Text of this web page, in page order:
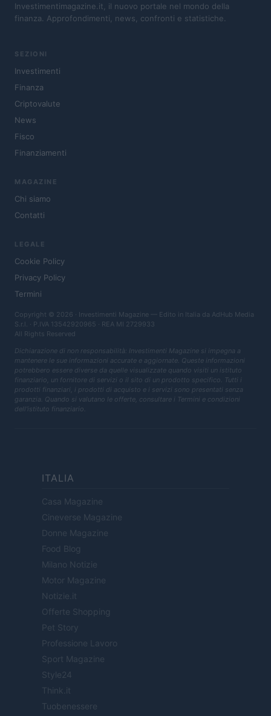
Investimentimagazine.it, il nuovo portale nel mondo della
finanza. Approfondimenti, news, confronti e statistiche.
SEZIONI
Investimenti
Finanza
Criptovalute
News
Fisco
Finanziamenti
MAGAZINE
Chi siamo
Contatti
LEGALE
Cookie Policy
Privacy Policy
Termini
Copyright © 2026 · Investimenti Magazine — Edito in Italia da AdHub Media
S.r.l. · P.IVA 13542920965 · REA MI 2729933
All Rights Reserved
Dichiarazione di non responsabilità: Investimenti Magazine si impegna a
mantenere le sue informazioni accurate e aggiornate. Queste informazioni
potrebbero essere diverse da quelle visualizzate quando visiti un istituto
finanziario, un fornitore di servizi o il sito di un prodotto specifico. Tutti i
prodotti finanziari, i prodotti di acquisto e i servizi sono presentati senza
garanzia. Quando si valutano le offerte, consultare i Termini e condizioni
dell'istituto finanziario.
ITALIA
Casa Magazine
Cineverse Magazine
Donne Magazine
Food Blog
Milano Notizie
Motor Magazine
Notizie.it
Offerte Shopping
Pet Story
Professione Lavoro
Sport Magazine
Style24
Think.it
Tuobenessere